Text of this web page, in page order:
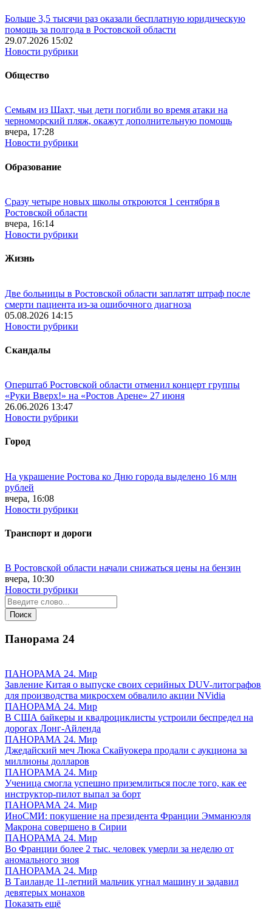
Больше 3,5 тысячи раз оказали бесплатную юридическую
помощь за полгода в Ростовской области
29.07.2026 15:02
Новости рубрики
Общество
Семьям из Шахт, чьи дети погибли во время атаки на
черноморский пляж, окажут дополнительную помощь
вчера, 17:28
Новости рубрики
Образование
Сразу четыре новых школы откроются 1 сентября в
Ростовской области
вчера, 16:14
Новости рубрики
Жизнь
Две больницы в Ростовской области заплатят штраф после
смерти пациента из-за ошибочного диагноза
05.08.2026 14:15
Новости рубрики
Скандалы
Оперштаб Ростовской области отменил концерт группы
«Руки Вверх!» на «Ростов Арене» 27 июня
26.06.2026 13:47
Новости рубрики
Город
На украшение Ростова ко Дню города выделено 16 млн
рублей
вчера, 16:08
Новости рубрики
Транспорт и дороги
В Ростовской области начали снижаться цены на бензин
вчера, 10:30
Новости рубрики
Панорама 24
ПАНОРАМА 24. Мир
Завление Китая о выпуске своих серийных DUV-литографов
для производства микросхем обвалило акции NVidia
ПАНОРАМА 24. Мир
В США байкеры и квадроциклисты устроили беспредел на
дорогах Лонг-Айленда
ПАНОРАМА 24. Мир
Джедайский меч Люка Скайуокера продали с аукциона за
миллионы долларов
ПАНОРАМА 24. Мир
Ученица смогла успешно приземлиться после того, как ее
инструктор-пилот выпал за борт
ПАНОРАМА 24. Мир
ИноСМИ: покушение на президента Франции Эмманюэля
Макрона совершено в Сирии
ПАНОРАМА 24. Мир
Во Франции более 2 тыс. человек умерли за неделю от
аномального зноя
ПАНОРАМА 24. Мир
В Таиланде 11-летний мальчик угнал машину и задавил
девятерых монахов
Показать ещё